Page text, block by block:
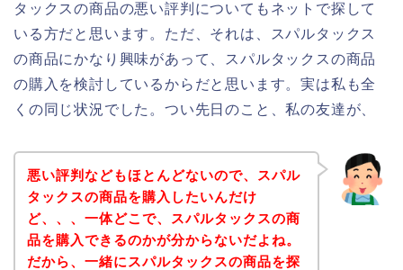
タックスの商品の悪い評判についてもネットで探して
いる方だと思います。ただ、それは、スパルタックス
の商品にかなり興味があって、スパルタックスの商品
の購入を検討しているからだと思います。実は私も全
くの同じ状況でした。つい先日のこと、私の友達が、
悪い評判などもほとんどないので、スパル
タックスの商品を購入したいんだけ
ど、、、一体どこで、スパルタックスの商
品を購入できるのかが分からないだよね。
だから、一緒にスパルタックスの商品を探